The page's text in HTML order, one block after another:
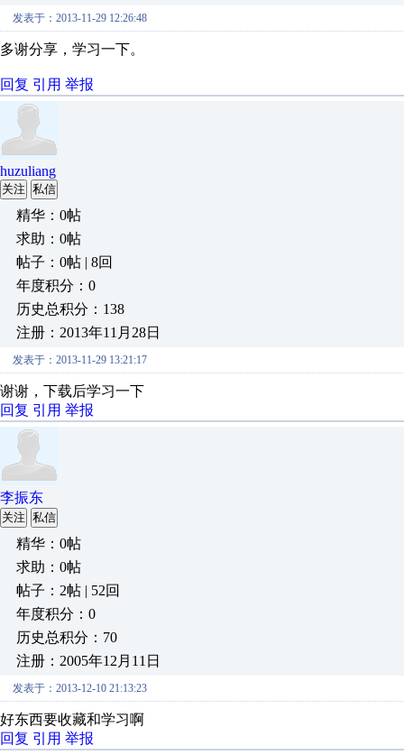
发表于：2013-11-29 12:26:48
多谢分享，学习一下。
回复 引用 举报
huzuliang
关注 私信
精华：0帖
求助：0帖
帖子：0帖 | 8回
年度积分：0
历史总积分：138
注册：2013年11月28日
发表于：2013-11-29 13:21:17
谢谢，下载后学习一下
回复 引用 举报
李振东
关注 私信
精华：0帖
求助：0帖
帖子：2帖 | 52回
年度积分：0
历史总积分：70
注册：2005年12月11日
发表于：2013-12-10 21:13:23
好东西要收藏和学习啊
回复 引用 举报